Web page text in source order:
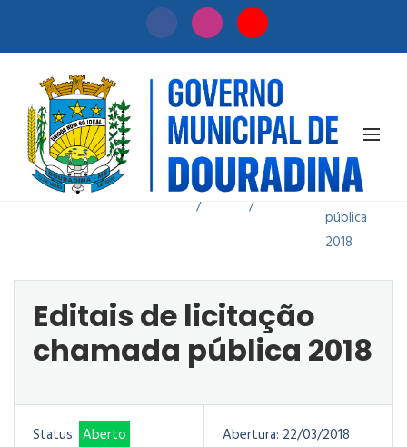
Início
/
Licitação
/
Editais de
licitação
chamada
pública
2018
Editais de licitação
chamada pública 2018
Status: Aberto Abertura: 22/03/2018